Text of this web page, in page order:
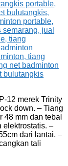
12 merek Trinity
down. – Tiang
mm dan tebal
elektrostatis. –
dari lantai. –
tali